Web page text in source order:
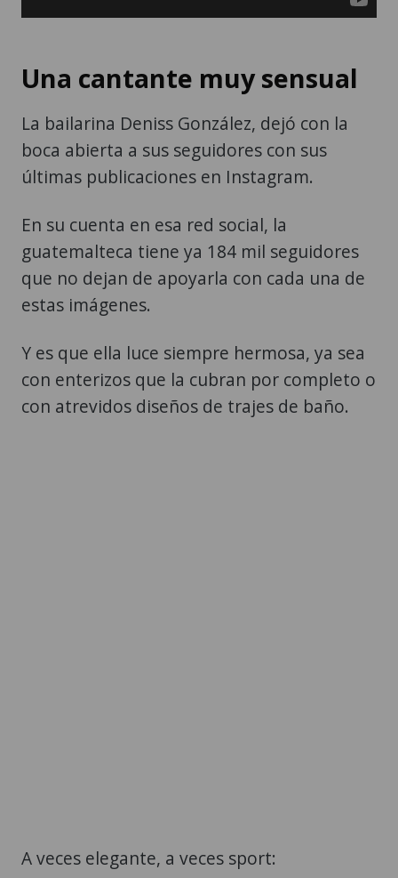
Una cantante muy sensual
La bailarina Deniss González, dejó con la
boca abierta a sus seguidores con sus
últimas publicaciones en Instagram.
En su cuenta en esa red social, la
guatemalteca tiene ya 184 mil seguidores
que no dejan de apoyarla con cada una de
estas imágenes.
Y es que ella luce siempre hermosa, ya sea
con enterizos que la cubran por completo o
con atrevidos diseños de trajes de baño.
A veces elegante, a veces sport: